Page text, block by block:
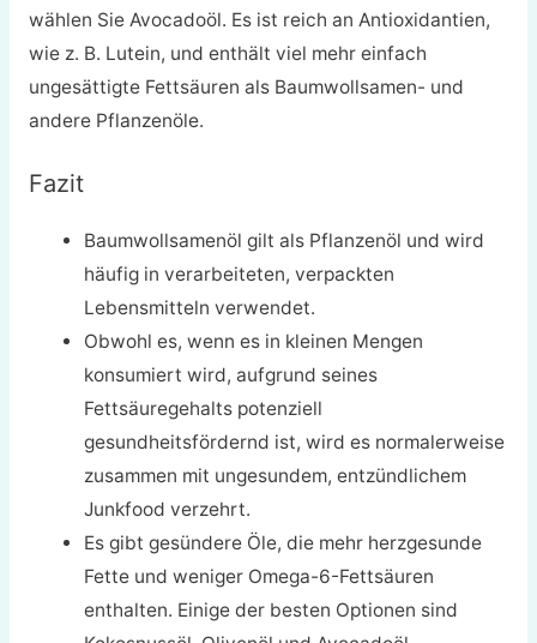
wählen Sie Avocadoöl. Es ist reich an Antioxidantien,
wie z. B. Lutein, und enthält viel mehr einfach
ungesättigte Fettsäuren als Baumwollsamen- und
andere Pflanzenöle.
Fazit
Baumwollsamenöl gilt als Pflanzenöl und wird
häufig in verarbeiteten, verpackten
Lebensmitteln verwendet.
Obwohl es, wenn es in kleinen Mengen
konsumiert wird, aufgrund seines
Fettsäuregehalts potenziell
gesundheitsfördernd ist, wird es normalerweise
zusammen mit ungesundem, entzündlichem
Junkfood verzehrt.
Es gibt gesündere Öle, die mehr herzgesunde
Fette und weniger Omega-6-Fettsäuren
enthalten. Einige der besten Optionen sind